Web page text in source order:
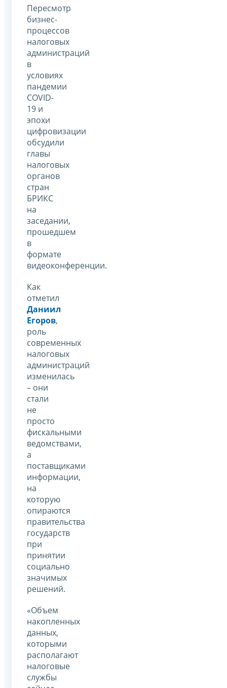
Пересмотр
бизнес-
процессов
налоговых
администраций
в
условиях
пандемии
COVID-
19 и
эпохи
цифровизации
обсудили
главы
налоговых
органов
стран
БРИКС
на
заседании,
прошедшем
в
формате
видеоконференции.
Как
отметил
Даниил
Егоров,
роль
современных
налоговых
администраций
изменилась
– они
стали
не
просто
фискальными
ведомствами,
а
поставщиками
информации,
на
которую
опираются
правительства
государств
при
принятии
социально
значимых
решений.
«Объем
накопленных
данных,
которыми
располагают
налоговые
службы